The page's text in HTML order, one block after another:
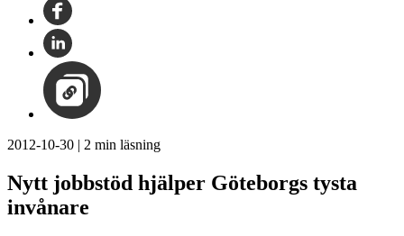
2012-10-30 | 2 min läsning
Nytt jobbstöd hjälper Göteborgs tysta
invånare